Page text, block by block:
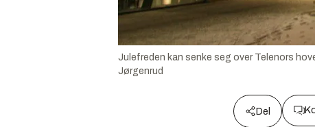
Julefreden kan senke seg over Telenors
Jørgenrud
Del